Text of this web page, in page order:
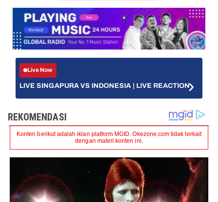
Live Now
LIVE SINGAPURA VS INDONESIA | LIVE REACTION